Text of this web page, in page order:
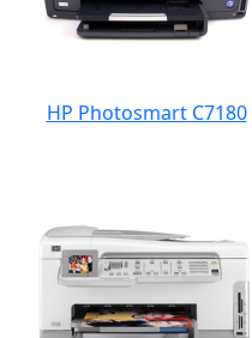
HP Photosmart C7180